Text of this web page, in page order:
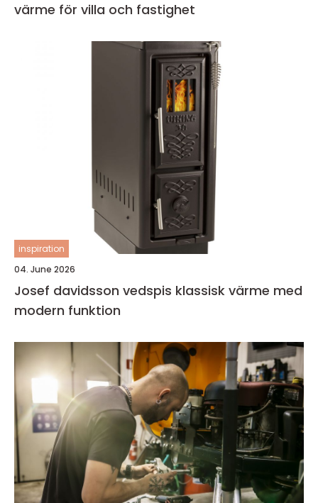
värme för villa och fastighet
inspiration
04. June 2026
Josef davidsson vedspis klassisk värme med
modern funktion